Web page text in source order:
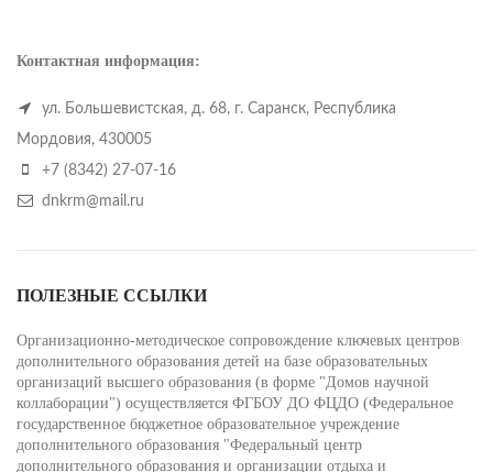
Контактная информация:
ул. Большевистская, д. 68, г. Саранск, Республика
Мордовия, 430005
+7 (8342) 27-07-16
dnkrm@mail.ru
ПОЛЕЗНЫЕ ССЫЛКИ
Организационно-методическое сопровождение ключевых центров
дополнительного образования детей на базе образовательных
организаций высшего образования (в форме "Домов научной
коллаборации") осуществляется ФГБОУ ДО ФЦДО (Федеральное
государственное бюджетное образовательное учреждение
дополнительного образования "Федеральный центр
дополнительного образования и организации отдыха и